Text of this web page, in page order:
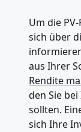
Um die
sich über
aus Ihrer
Rendite
den Sie
sollten.
sich Ihre